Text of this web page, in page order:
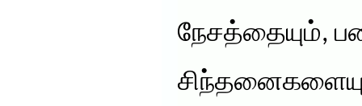
நேசத்தையும்,